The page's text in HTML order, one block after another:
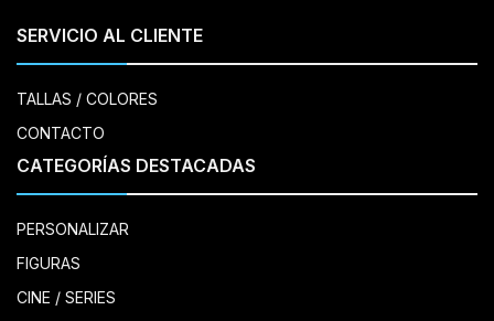
SERVICIO AL CLIENTE
TALLAS / COLORES
CONTACTO
CATEGORÍAS DESTACADAS
PERSONALIZAR
FIGURAS
CINE / SERIES